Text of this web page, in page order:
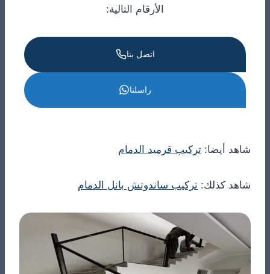
الأرقام التالية:
اتصل بنا
راسلنا
شاهد أيضا: تركيب قرميد الدمام
شاهد كذلك: تركيب ساندوتش بانل الدمام